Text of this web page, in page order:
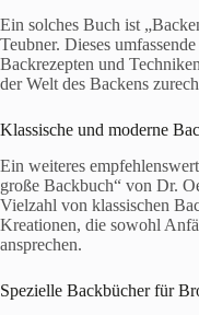
Ein solches Buch ist
Teubner. Dieses
Backrezepten und
der Welt des Backens
Klassische und moderne
Ein weiteres
große Backbuch“ von Dr.
Vielzahl von klassischen
Kreationen, die sowohl
ansprechen.
Spezielle Backbücher für